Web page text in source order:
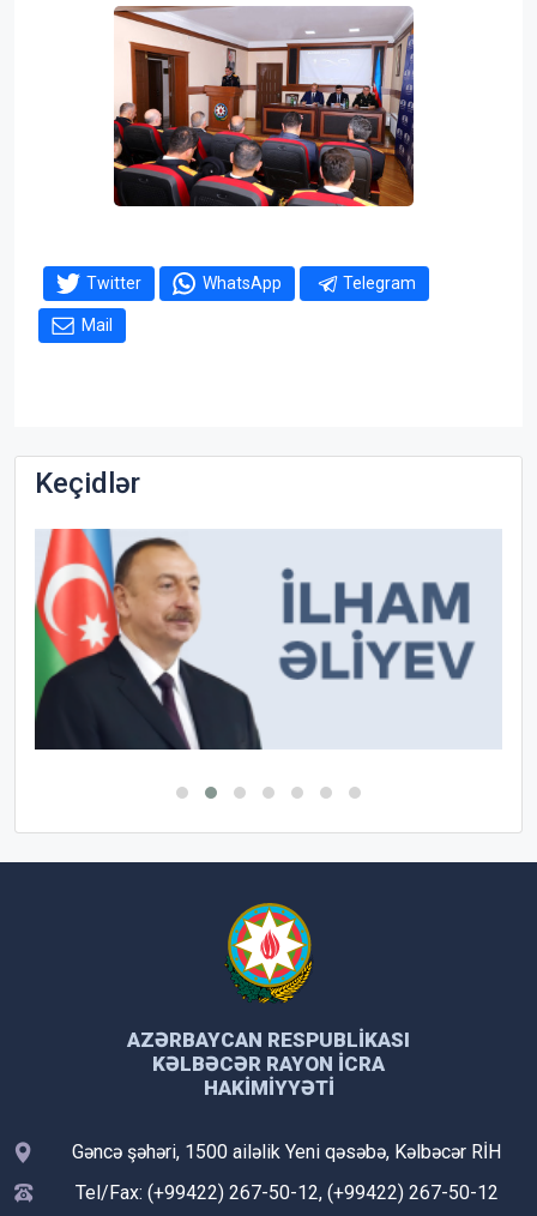
Twitter WhatsApp Telegram
Mail
Keçidlər
AZƏRBAYCAN RESPUBLIKASI
KƏLBƏCƏR RAYON İCRA
HAKIMIYYƏTI
Gəncə şəhəri, 1500 ailəlik Yeni qəsəbə, Kəlbəcər RİH
Tel/Fax: (+99422) 267-50-12, (+99422) 267-50-12